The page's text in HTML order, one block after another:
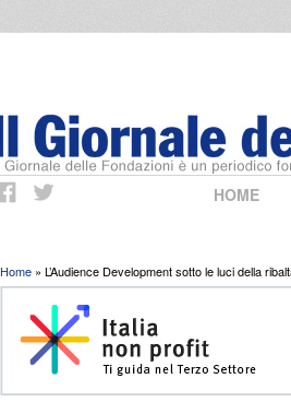
HOME
Tu sei qui
Home » L’Audience Development sotto le luci della